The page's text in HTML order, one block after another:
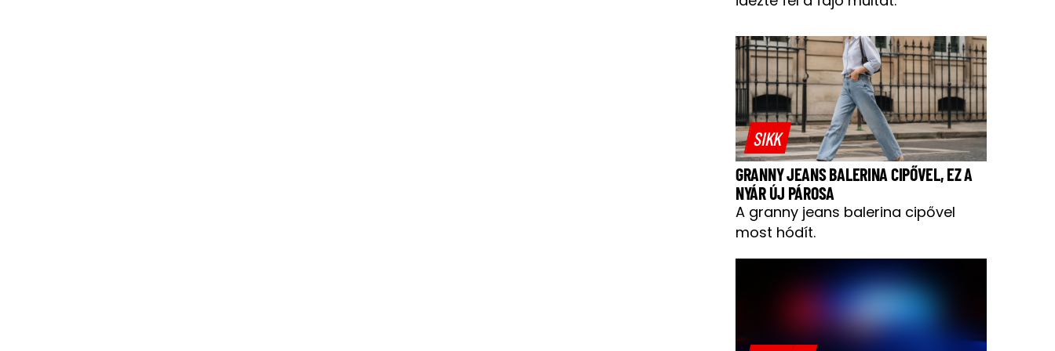
SIKK
GRANNY JEANS BALERINA CIPŐVEL, EZ A
NYÁR ÚJ PÁROSA
A granny jeans balerina cipővel
most hódít.